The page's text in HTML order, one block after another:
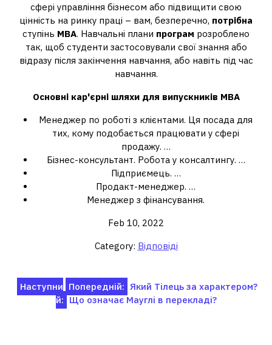
сфері управління бізнесом або підвищити свою
цінність на ринку праці – вам, безперечно, потрібна
ступінь МВА. Навчальні плани програм розроблено
так, щоб студенти застосовували свої знання або
відразу після закінчення навчання, або навіть під час
навчання.
Основні кар'єрні шляхи для випускників MBA
Менеджер по роботі з клієнтами. Ця посада для
тих, кому подобається працювати у сфері
продажу. …
Бізнес-консультант. Робота у консалтингу. …
Підприємець. …
Продакт-менеджер. …
Менеджер з фінансування.
Feb 10, 2022
Category: Відповіді
Навігація
записів
Попередній: Який Тілець за характером?
Наступни
й: Що означає Мауглі в перекладі?